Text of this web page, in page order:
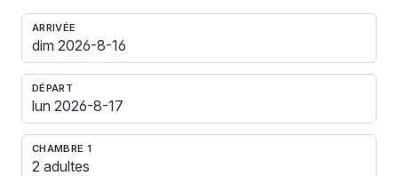
ARRIVÉE
DÉPART
CHAMBRE 1
2 adultes